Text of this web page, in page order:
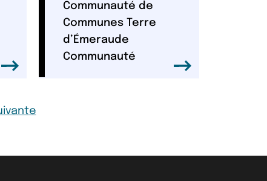
Communauté de
Communes Terre
d’Émeraude
Communauté